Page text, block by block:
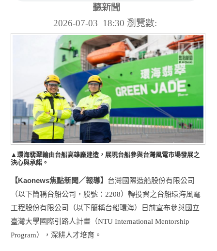
2026-07-03 18:30 瀏覽數:
▲環海翡翠輪由台船高雄廠建造，展現台船參與台灣風電市場發展之
決心與承諾。
【Kaonews焦點新聞／報導】 台灣國際造船股份有限公司
（以下簡稱台船公司，股號： 2208）轉投資之台船環海風電
工程股份有限公司（以下簡稱台船環海）日前宣布參與國立
臺灣大學國際引路人計畫（NTU International Mentorship
Program），深耕人才培育。